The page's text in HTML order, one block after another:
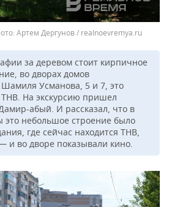
Артем Дергунов / realnoevremya.ru
за деревом стоит кирпичное
во дворах домов
Шамиля Усманова, 5 и 7, это
ТНВ. На экскурсию пришел
абый. И рассказал, что в
это небольшое строение было
где сейчас находится ТНВ,
и во дворе показывали кино.